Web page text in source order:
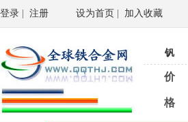
登录 注册 设为首页 加入收藏
钒
价
格